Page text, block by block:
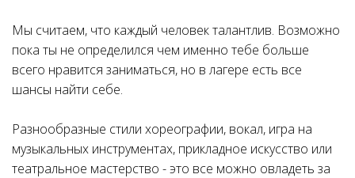
Мы считаем, что каждый человек талантлив. Возможно
пока ты не определился чем именно тебе больше
всего нравится заниматься, но в лагере есть все
шансы найти себе.
Разнообразные стили хореографии, вокал, игра на
музыкальных инструментах, прикладное искусство или
театральное мастерство - это все можно овладеть за